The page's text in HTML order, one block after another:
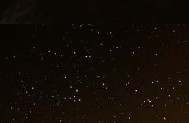
augmentation d’environ
prévu en 2011 ! Pas de
Reste que si la Grèce est
200% et pourtant nul
n’Poor’s lui retirait sa